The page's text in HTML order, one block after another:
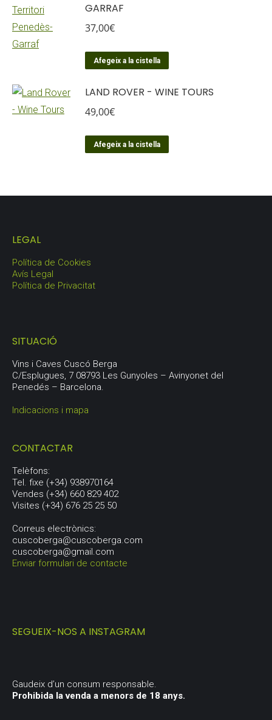
GARRAF
37,00€
Afegeix a la cistella
LAND ROVER - WINE TOURS
49,00€
Afegeix a la cistella
LEGAL
Política de Cookies
Avís Legal
Política de Privacitat
SITUACIÓ
Vins i Caves Cuscó Berga
C/Esplugues, 7 08793 Les Gunyoles – Avinyonet del
Penedés – Barcelona.
Indicacions i mapa
CONTACTAR
Telèfons:
Tel. fixe (+34) 938970164
Vendes (+34) 660 829 402
Visites (+34) 676 25 25 50
Correus electrònics:
cuscoberga@cuscoberga.com
cuscoberga@gmail.com
Enviar formulari de contacte
SEGUEIX-NOS A INSTAGRAM
Gaudeix d’un consum responsable.
Prohibida la venda a menors de 18 anys.